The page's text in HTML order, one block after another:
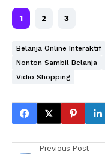
1 2 3
Belanja Online Interaktif
Nonton Sambil Belanja
Vidio Shopping
Previous Post